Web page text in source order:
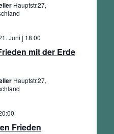
Hauptstr.27,
mit der Erde
Juni | 18:00
Hauptstr.27,
Frieden